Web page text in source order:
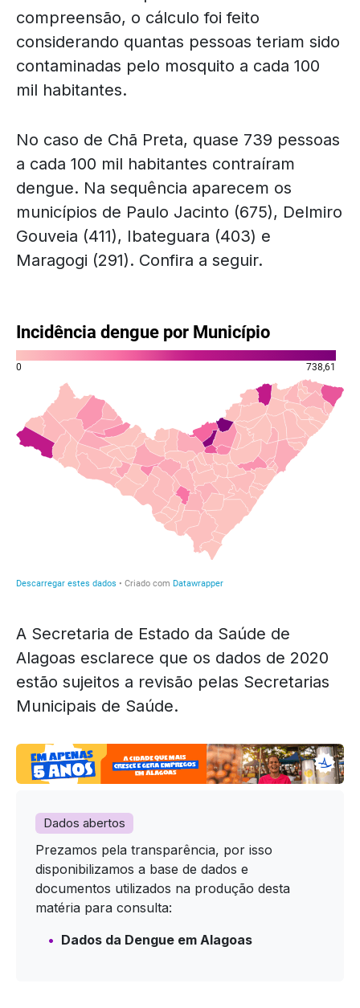
compreensão, o cálculo foi feito
considerando quantas pessoas teriam sido
contaminadas pelo mosquito a cada 100
mil habitantes.
No caso de Chã Preta, quase 739 pessoas
a cada 100 mil habitantes contraíram
dengue. Na sequência aparecem os
municípios de Paulo Jacinto (675), Delmiro
Gouveia (411), Ibateguara (403) e
Maragogi (291). Confira a seguir.
A Secretaria de Estado da Saúde de
Alagoas esclarece que os dados de 2020
estão sujeitos a revisão pelas Secretarias
Municipais de Saúde.
Dados abertos
Prezamos pela transparência, por isso
disponibilizamos a base de dados e
documentos utilizados na produção desta
matéria para consulta:
Dados da Dengue em Alagoas